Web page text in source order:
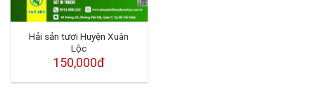
Hải sản tươi Huyện Xuân
Lộc
150,000đ